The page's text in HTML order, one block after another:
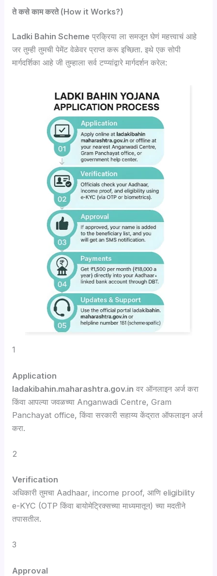
ते कसे काम करते (How it Works?)
Ladki Bahin Scheme प्रक्रिया ला समजून घेणं महत्त्वाचं आहे
जर तुम्ही तुमची पेमेंट वेळेवर प्राप्त करू इच्छिता. इथे एक सोपी
मार्गदर्शिका आहे जी तुम्हाला सर्व टप्प्यांद्वारे मार्गदर्शन करेल:
1
Application
ladakibahin.maharashtra.gov.in वर ऑनलाइन अर्ज करा
किंवा आपल्या जवळच्या Anganwadi Centre, Gram
Panchayat office, किंवा सरकारी सहाय्य केंद्रात ऑफलाइन अर्ज
करा.
2
Verification
अधिकारी तुमचा Aadhaar, income proof, आणि eligibility
e-KYC (OTP किंवा बायोमेट्रिक्सच्या माध्यमातून) च्या मदतीने
तपासतील.
3
Approval